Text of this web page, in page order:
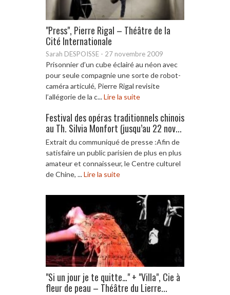
"Press", Pierre Rigal – Théâtre de la
Cité Internationale
Sarah DESPOISSE - 27 novembre 2009
Prisonnier d’un cube éclairé au néon avec
pour seule compagnie une sorte de robot-
caméra articulé, Pierre Rigal revisite
l’allégorie de la c...Lire la suite
Festival des opéras traditionnels chinois
au Th. Silvia Monfort (jusqu’au 22 nov...
Extrait du communiqué de presse :Afin de
satisfaire un public parisien de plus en plus
amateur et connaisseur, le Centre culturel
de Chine, ...Lire la suite
"Si un jour je te quitte…" + "Villa", Cie à
fleur de peau – Théâtre du Lierre...